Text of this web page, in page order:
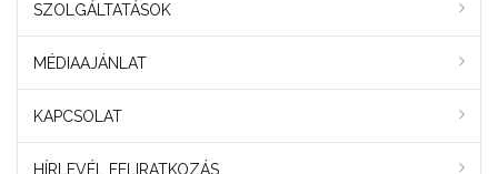
SZOLGÁLTATÁSOK
MÉDIAAJÁNLAT
KAPCSOLAT
HÍRLEVÉL FELIRATKOZÁS